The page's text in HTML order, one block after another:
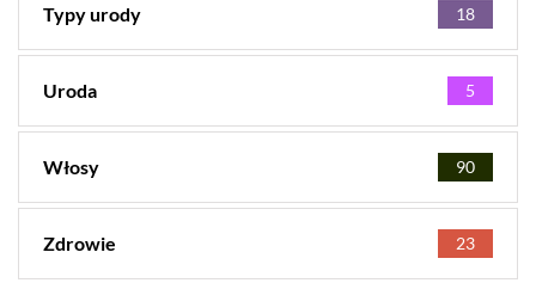
Typy urody 18
Uroda 5
Włosy 90
Zdrowie 23